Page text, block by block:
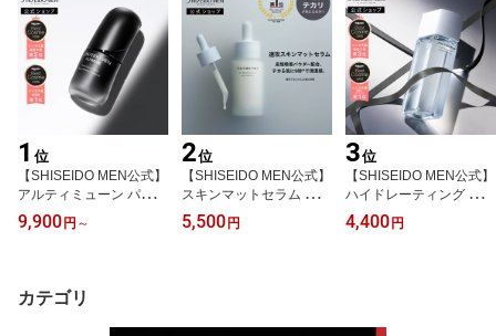
1 位
【SHISEIDO MEN公式】
アルティミューン パワラ
イジング セラム （30mL
/ 50mL）■ | 資生堂メン |
ア 男性用 男性肌 アフタ
ーシェーブローション べ
9,900 円 ～
2位
【SHISEIDO MEN公式】
スキンマットセラム ☆ |
資生堂メン | 美容液 メン
ズスキンケア 男性肌 テ
クス 化粧崩れ防止
5,500 円
3位
【SHISEIDO MEN公式】
ハイドレーティング ロー
ション C | 資生堂メン |
化粧水 メンズ 男性用 男
ケア
4,400 円
カテゴリ